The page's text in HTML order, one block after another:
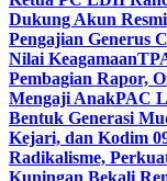
Dukung Akun
Pengajian Generus
Nilai Keagamaan
Pembagian Rapor,
Mengaji AnakPAC
Bentuk Generasi
Kejari, dan Kodim
Radikalisme,